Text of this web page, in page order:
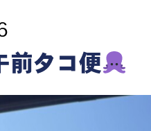
前タコ便